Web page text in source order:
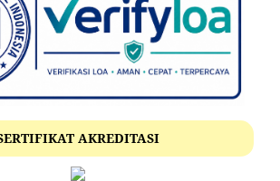
AKREDITASI